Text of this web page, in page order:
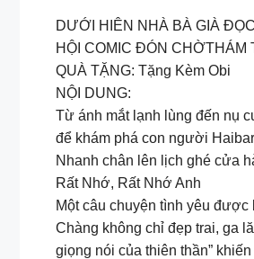
DƯỚI HIÊN NHÀ BÀ GIÀ
HỘI COMIC ĐÓN CHỜTHÁM
QUÀ TẶNG: Tặng Kèm Obi
NỘI DUNG:
Từ ánh mắt lạnh lùng đến nụ
để khám phá con người
Nhanh chân lên lịch ghé cửa
Rất Nhớ, Rất Nhớ Anh
Một câu chuyện tình yêu
Chàng không chỉ đẹp trai, ga
giọng nói của thiên thần”